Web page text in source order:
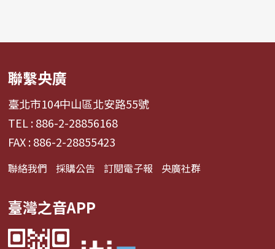
聯繫央廣
臺北市104中山區北安路55號
TEL : 886-2-28856168
FAX : 886-2-28855423
聯絡我們 採購公告 訂閱電子報 央廣社群
臺灣之音APP